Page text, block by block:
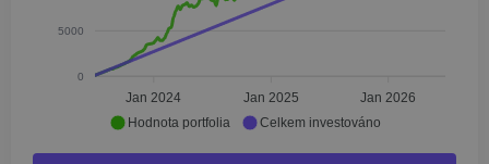
5000
0
Jan 2024 Jan 2025 Jan 2026
Hodnota portfolia Celkem investováno